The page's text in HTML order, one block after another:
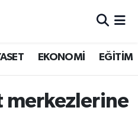
EKONOMİ EĞİTİM
merkezlerine
ve Fikstür